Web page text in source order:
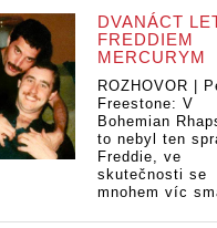
DVANÁCT
FREDDIEM
MERCURYM
ROZHOVOR |
Freestone: V
Bohemian
to nebyl ten
Freddie, ve
skutečnosti se
mnohem víc